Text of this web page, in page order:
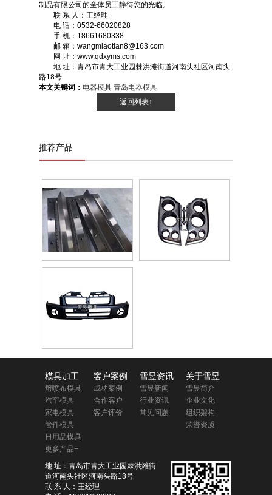
制品有限公司的全体员工静待您的光临。
联 系 人：王经理
电 话：0532-66020828
手 机：18661680338
邮 箱：wangmiaotian8@163.com
网 址：www.qdxyms.com
地 址：青岛市青大工业园棘洪滩街道河南头社区河南头
路18号
本文关键词： 电器模具 青岛电器模具
返回列表↑
推荐产品
模具加工
熔喷布模具
汽车模具
家电模具
管件模具
日用品模具
更多产品+
客户案例
成功案例
合作客户
客户评价
雪昱资讯
雪昱新闻
行业资讯
常见问题
关于雪昱
雪昱简介
企业文化
组织架构
荣誉资质
地 址：青岛市青大工业园棘洪滩街
道河南头社区河南头路18号
联 系 人：王经理